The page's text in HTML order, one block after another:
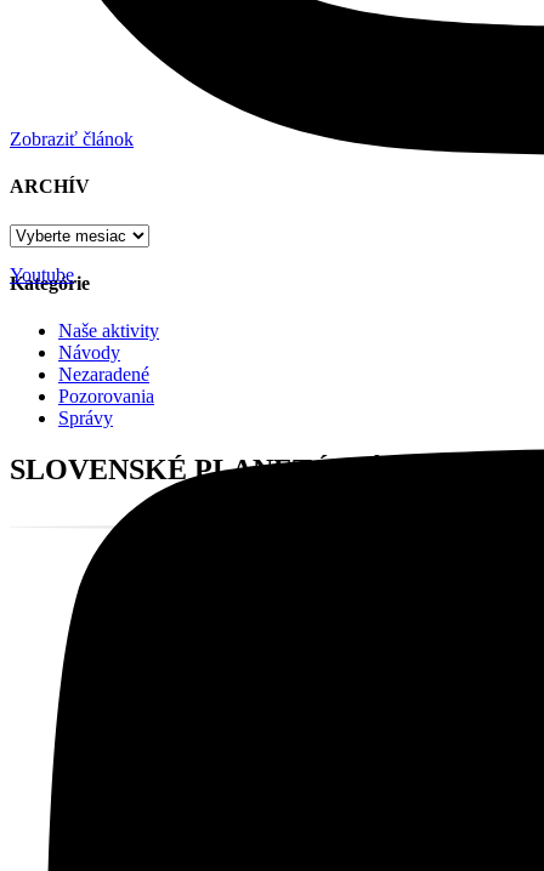
Youtube
Zobraziť článok
ARCHÍV
Kategórie
Naše aktivity
Návody
Nezaradené
Pozorovania
Správy
SLOVENSKÉ PLANETÁRIÁ, O. Z.